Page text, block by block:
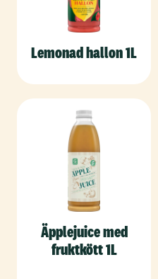
Lemonad hallon 1L
Äpplejuice med
fruktkött 1L